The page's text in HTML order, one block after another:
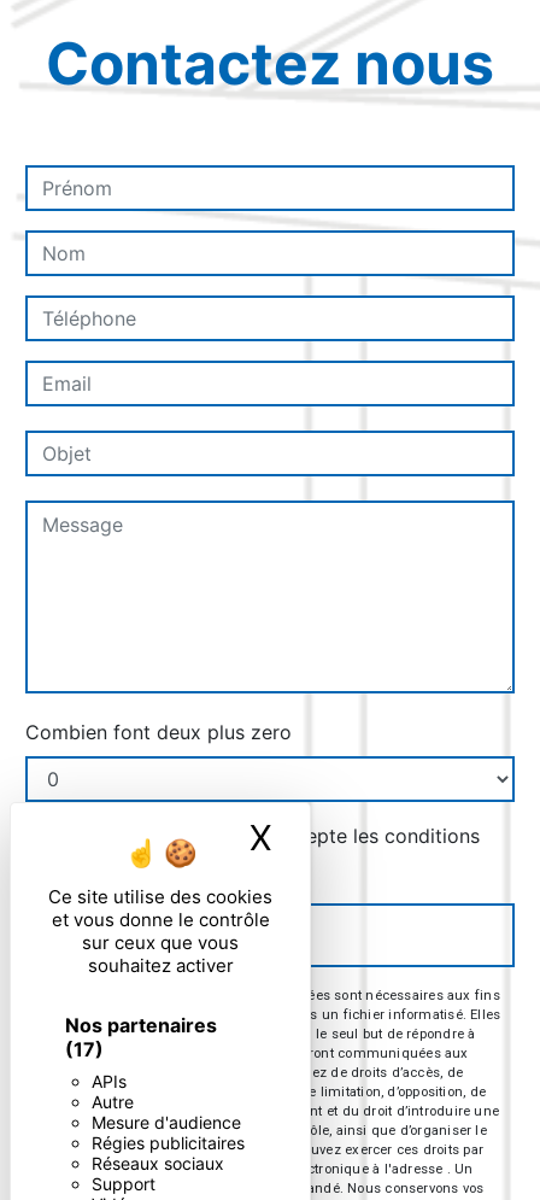
Ce site utilise des cookies
et vous donne le contrôle
sur ceux que vous
souhaitez activer
Nos partenaires
(17)
APIs
Autre
Mesure d'audience
Régies publicitaires
Réseaux sociaux
Support
X Masquer le
Contactez nous
Combien font deux plus zero
En cochant cette case, j'accepte les conditions
particulières ci-dessous **
ENVOYER
** Les données personnelles communiquées sont nécessaires aux fins
de vous contacter et sont enregistrées dans un fichier informatisé. Elles
sont destinées à et ses sous-traitants dans le seul but de répondre à
votre message. Les données collectées seront communiquées aux
seuls destinataires suivants: . Vous disposez de droits d’accès, de
rectification, d’effacement, de portabilité, de limitation, d’opposition, de
retrait de votre consentement à tout moment et du droit d’introduire une
réclamation auprès d’une autorité de contrôle, ainsi que d’organiser le
sort de vos données post-mortem. Vous pouvez exercer ces droits par
voie postale à l'adresse ou par courrier électronique à l'adresse . Un
justificatif d'identité pourra vous être demandé. Nous conservons vos